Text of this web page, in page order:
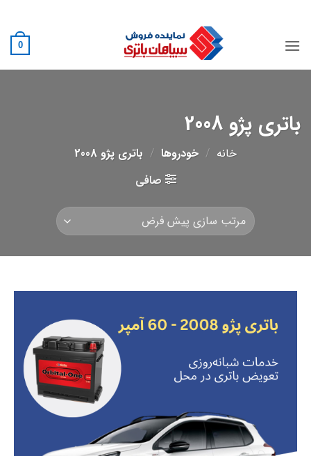
content
0
باتری پژو 2008
خانه / خودروها / باتری پژو 2008
صافی